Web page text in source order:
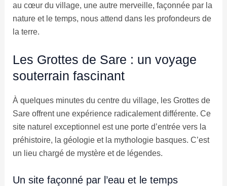
au cœur du village, une autre merveille, façonnée par la
nature et le temps, nous attend dans les profondeurs de
la terre.
Les Grottes de Sare : un voyage
souterrain fascinant
À quelques minutes du centre du village, les Grottes de
Sare offrent une expérience radicalement différente. Ce
site naturel exceptionnel est une porte d’entrée vers la
préhistoire, la géologie et la mythologie basques. C’est
un lieu chargé de mystère et de légendes.
Un site façonné par l’eau et le temps